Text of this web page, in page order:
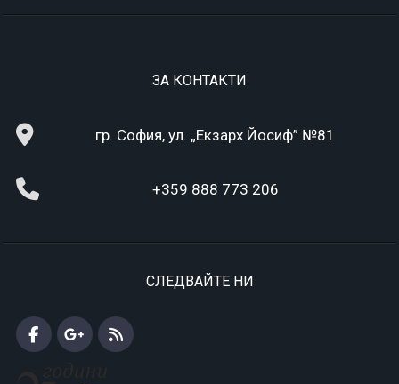
ЗА КОНТАКТИ
гр. София, ул. „Екзарх Йосиф” №81
+359 888 773 206
СЛЕДВАЙТЕ НИ